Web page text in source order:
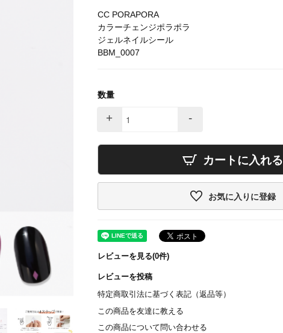
CC PORAPORA
カラーチェンジポラポラ
ジェルネイルシール
BBM_0007
数量
+ -
カートに入れる
お気に入りに登録
レビューを見る(0件)
レビューを投稿
特定商取引法に基づく表記（返品等）
この商品を友達に教える
この商品について問い合わせる